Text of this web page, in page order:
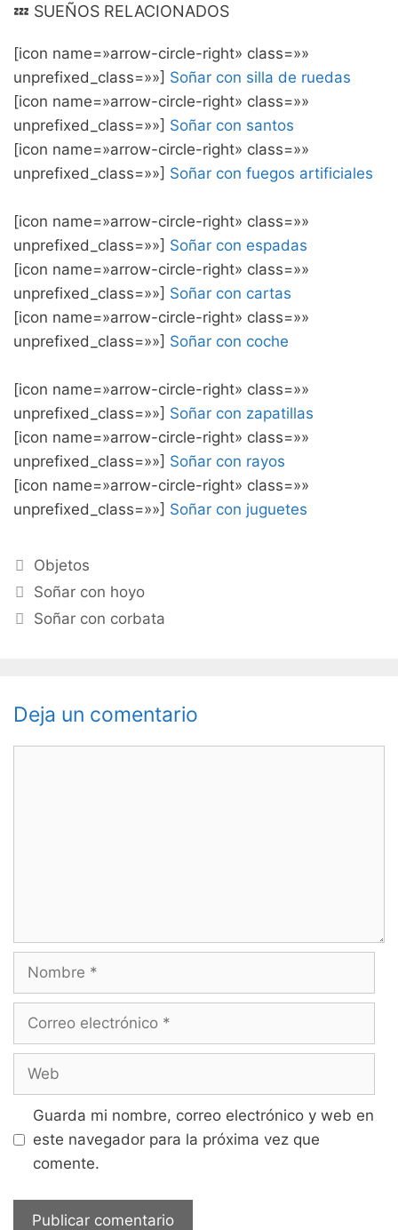
💤 SUEÑOS RELACIONADOS
[icon name=»arrow-circle-right» class=»»
unprefixed_class=»»] Soñar con silla de ruedas
[icon name=»arrow-circle-right» class=»»
unprefixed_class=»»] Soñar con santos
[icon name=»arrow-circle-right» class=»»
unprefixed_class=»»] Soñar con fuegos artificiales
[icon name=»arrow-circle-right» class=»»
unprefixed_class=»»] Soñar con espadas
[icon name=»arrow-circle-right» class=»»
unprefixed_class=»»] Soñar con cartas
[icon name=»arrow-circle-right» class=»»
unprefixed_class=»»] Soñar con coche
[icon name=»arrow-circle-right» class=»»
unprefixed_class=»»] Soñar con zapatillas
[icon name=»arrow-circle-right» class=»»
unprefixed_class=»»] Soñar con rayos
[icon name=»arrow-circle-right» class=»»
unprefixed_class=»»] Soñar con juguetes
Categorías
Objetos
Navegación
de
Soñar con hoyo
Soñar con corbata
Deja un comentario
Nombre
Correo
Web
Guarda mi nombre, correo electrónico y web en
este navegador para la próxima vez que
comente.